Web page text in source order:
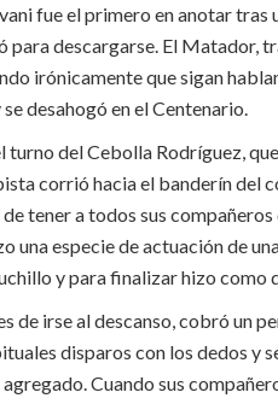
fue el primero en anotar
para descargarse. El Matador,
irónicamente que sigan
desahogó en el Centenario.
turno del Cebolla Rodríguez,
corrió hacia el banderín del
de tener a todos sus
una especie de actuación de
y para finalizar hizo como
de irse al descanso, cobró un
disparos con los dedos y
Cuando sus